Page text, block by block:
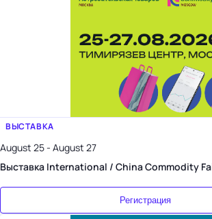
ВЫСТАВКА
August 25 - August 27
Выставка International / China Commodity
Регистрация